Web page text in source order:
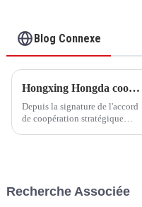
Blog Connexe
Hongxing Hongda coopère avec Keshun Waterproof Technology Co., Ltd pour apporter un nouvel avenir à l'industrie
Depuis la signature de l'accord
de coopération stratégique
Recherche Associée